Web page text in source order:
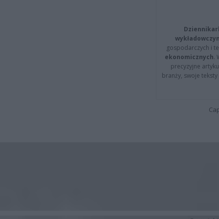
gospodarczych i
ekonomicznych.
precyzyjne
branży, swoje